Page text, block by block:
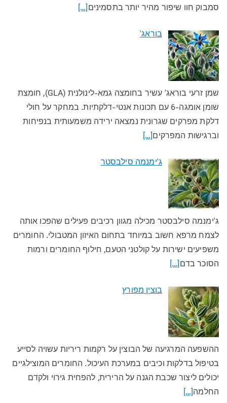
סמבוק חוו שיפור מהיר יותר בתסמינים[…]
בוראג'
שמן זרעי בוראג' עשיר בחומצה גמא-לינולנית (GLA), חומצת
שומן אומגה-6 עם תכונות אנטי-דלקתיות. במחקר על חולי
דלקת מפרקים שגרונית נמצאה ירידה משמעותית בנפיחות
וברגישות המפרקים[…]
ג'ימנמה סילבסטר
ג'ימנמה סילבסטר מכילה מגוון רכיבים פעילים שהפכו אותה
לצמח מרפא חשוב במיוחד בתחום האיזון המטבולי. החומרים
משפיעים ישירות על קולטני הטעם, חילוף החומרים ורמות
הסוכר בדם[…]
בוצין מפורץ
ההשפעה המרגיעה של הבוצין על רקמות ריריות עשויה לסייע
בטיפול בדלקות וכיבים במערכת העיכול. החומרים המוצילגיים
יכולים ליצור שכבת הגנה על הרירית, להפחית גירוי ולקדם
החלמה[…]